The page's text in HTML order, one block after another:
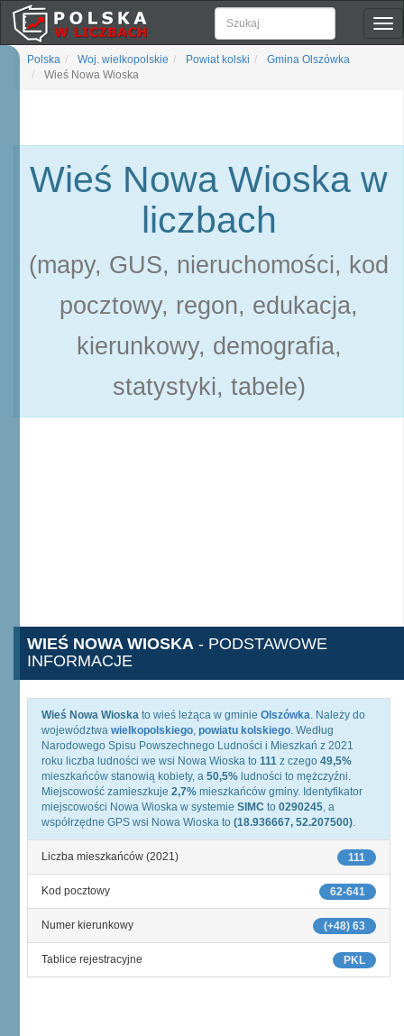
Polska Woj. wielkopolskie Powiat kolski
Gmina Olszówka
Wieś Nowa Wioska
Wieś Nowa Wioska w
liczbach
(mapy, GUS, nieruchomości, kod
pocztowy, regon, edukacja,
kierunkowy, demografia,
statystyki, tabele)
WIEŚ NOWA WIOSKA - PODSTAWOWE
INFORMACJE
Wieś Nowa Wioska to wieś leżąca w gminie Olszówka. Należy do
województwa wielkopolskiego, powiatu kolskiego. Według
Narodowego Spisu Powszechnego Ludności i Mieszkań z 2021
roku liczba ludności we wsi Nowa Wioska to 111 z czego 49,5%
mieszkańców stanowią kobiety, a 50,5% ludności to mężczyźni.
Miejscowość zamieszkuje 2,7% mieszkańców gminy. Identyfikator
miejscowości Nowa Wioska w systemie SIMC to 0290245, a
współrzędne GPS wsi Nowa Wioska to (18.936667, 52.207500).
111
Liczba mieszkańców (2021)
62-641
Kod pocztowy
(+48) 63
Numer kierunkowy
PKL
Tablice rejestracyjne